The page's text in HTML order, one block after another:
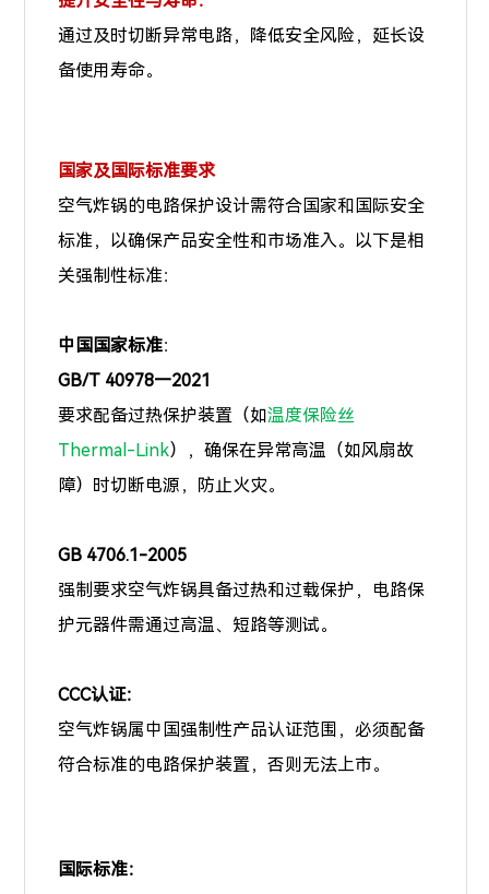
通过及时切断异常电路，降低安全风险，延长设
备使用寿命。
国家及国际标准要求
空气炸锅的电路保护设计需符合国家和国际安全
标准，以确保产品安全性和市场准入。以下是相
关强制性标准：
中国国家标准：
GB/T 40978—2021
要求配备过热保护装置（如温度保险丝
Thermal-Link），确保在异常高温（如风扇故
障）时切断电源，防止火灾。
GB 4706.1-2005
强制要求空气炸锅具备过热和过载保护，电路保
护元器件需通过高温、短路等测试。
CCC认证：
空气炸锅属中国强制性产品认证范围，必须配备
符合标准的电路保护装置，否则无法上市。
国际标准：